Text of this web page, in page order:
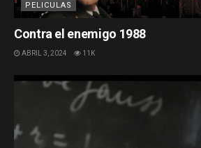
PELICULAS
Contra el enemigo 1988
ABRIL 3, 2024 11K